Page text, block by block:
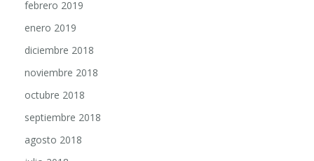
enero 2019
diciembre 2018
noviembre 2018
octubre 2018
septiembre 2018
agosto 2018
julio 2018